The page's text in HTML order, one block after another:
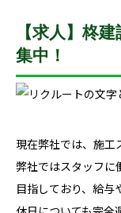
【求人】柊
集中！
現在弊社では、施工
弊社ではスタッフに
目指しており、給与